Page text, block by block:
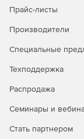
Установка
Прайс-листы
Производители
Специальные
Техподдержка
Распродажа
Семинары и
Стать партнером